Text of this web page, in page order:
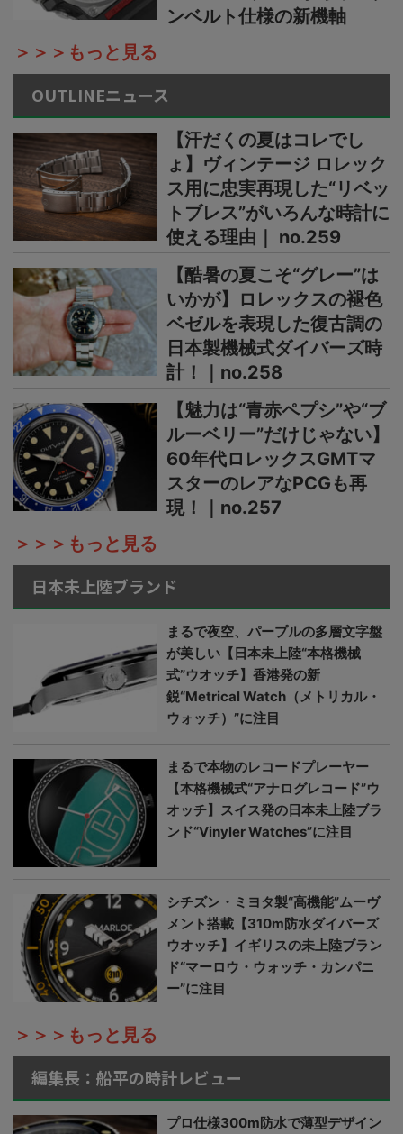
ンベルト仕様の新機軸
＞＞＞もっと見る
OUTLINEニュース
【汗だくの夏はコレでし
ょ】ヴィンテージ ロレック
ス用に忠実再現した“リベッ
トブレス”がいろんな時計に
使える理由｜ no.259
【酷暑の夏こそ“グレー”は
いかが】ロレックスの褪色
ベゼルを表現した復古調の
日本製機械式ダイバーズ時
計！｜no.258
【魅力は“青赤ペプシ”や“ブ
ルーベリー”だけじゃない】
60年代ロレックスGMTマ
スターのレアなPCGも再
現！｜no.257
＞＞＞もっと見る
日本未上陸ブランド
まるで夜空、パープルの多層文字盤
が美しい【日本未上陸“本格機械
式”ウオッチ】香港発の新
鋭“Metrical Watch（メトリカル・
ウォッチ）”に注目
まるで本物のレコードプレーヤー
【本格機械式“アナログレコード”ウ
オッチ】スイス発の日本未上陸ブラ
ンド“Vinyler Watches”に注目
シチズン・ミヨタ製“高機能”ムーヴ
メント搭載【310m防水ダイバーズ
ウオッチ】イギリスの未上陸ブラン
ド“マーロウ・ウォッチ・カンパニ
ー”に注目
＞＞＞もっと見る
編集長：船平の時計レビュー
プロ仕様300m防水で薄型デザイン